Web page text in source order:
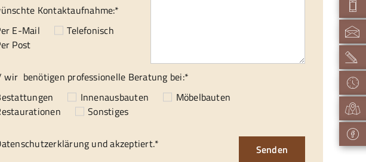
Kontaktaufnahme:*
E-Mail
Telefonisch
Post
wir benötigen professionelle Beratung bei:*
Innenausbauten
Möbelbauten
Sonstiges
und akzeptiert.* Senden